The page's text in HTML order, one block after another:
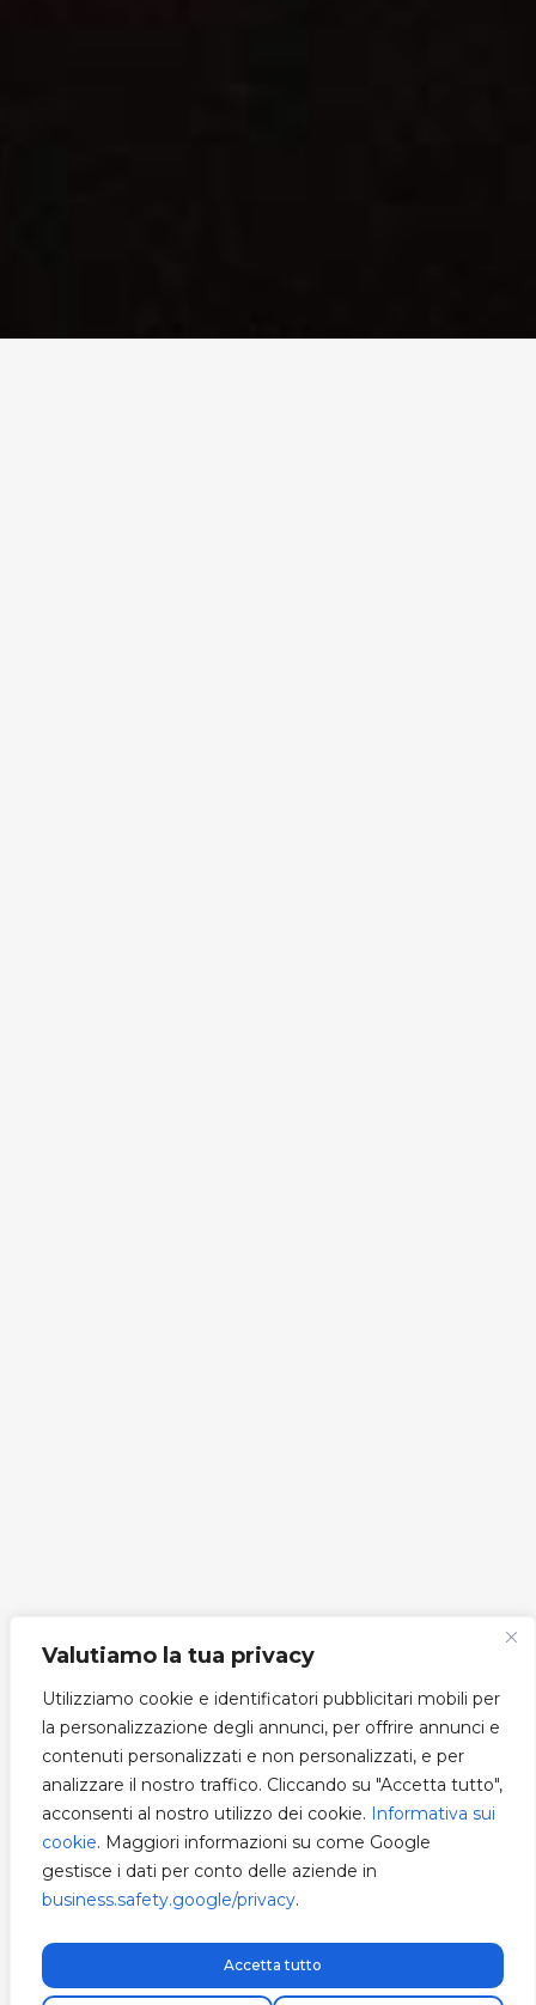
Valutiamo la tua privacy
Utilizziamo cookie e identificatori pubblicitari mobili per
la personalizzazione degli annunci, per offrire annunci e
contenuti personalizzati e non personalizzati, e per
analizzare il nostro traffico. Cliccando su "Accetta tutto",
acconsenti al nostro utilizzo dei cookie. Informativa sui
cookie. Maggiori informazioni su come Google
gestisce i dati per conto delle aziende in
business.safety.google/privacy.
Accetta tutto
Spedizione express gratuita!